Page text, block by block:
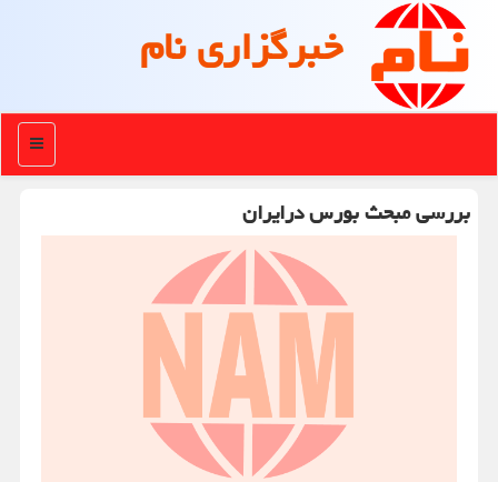
خبرگزاری نام
منو
بررسی مبحث بورس درایران